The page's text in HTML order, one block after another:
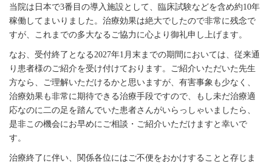
当院は日本で3番目の導入施設として、臨床試験などを含め約10年
稼働してまいりました。治療効果は絶大でしたので非常に残念で
すが、これまでの多大なるご協力に心より御礼申し上げます。
なお、受付終了となる2027年1月末までの期間においては、従来通
り患者様のご紹介を受け付けております。ご紹介いただいた先生
方なら、ご理解いただけるかと思いますが、有害事象も少なく、
治療効果も非常に期待できる治療手段ですので、もし未だ治療適
応なのに二の足を踏んでいた患者さんがいらっしゃいましたら、
是非この機会にお早めにご相談・ご紹介いただけますと幸いで
す。
治療終了に伴い、関係各位にはご不便をおかけすることと存じま